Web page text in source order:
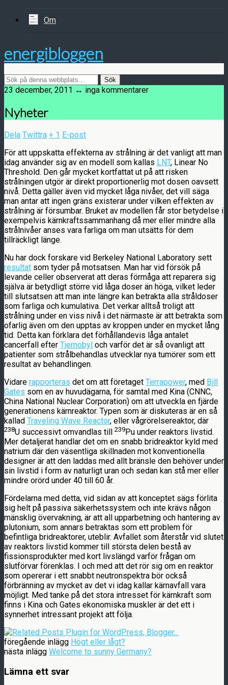
Om
energibloggen
23 december, 2011 ↔ inga kommentarer
Nyheter
Dela Twittra + 1 E-post
För att uppskatta effekterna av strålning är det vanligt att man
idag använder sig av en modell som kallas LNT, Linear No
Threshold. Den går mycket kortfattat ut på att risken
strålningen utgör är direkt proportionerlig mot dosen oavsett
nivå. Detta gäller även vid mycket låga nivåer, det vill säga
man antar att ingen gräns existerar under vilken effekten av
strålning är försumbar. Bruket av modellen får stor betydelse i
exempelvis kärnkraftssammanhang då mer eller mindre alla
strålnivåer anses vara farliga om man utsätts för dem
tillräckligt länge.
Nu har dock forskare vid Berkeley National Laboratory sett
resultat som tyder på motsatsen. Man har vid försök på
levande celler observerat att deras förmåga att reparera sig
själva är betydligt större vid låga doser än höga, vilket leder
till slutsatsen att man inte längre kan betrakta alla stråldoser
som farliga och kumulativa. Det verkar alltså troligt att
strålning under en viss nivå i det närmaste är att betrakta som
ofarlig även om den upptas av kroppen under en mycket lång
tid. Detta kan förklara det förhållandevis låga antalet
cancerfall efter Tjernobyl och varför det är så ovanligt att
patienter som strålbehandlas utvecklar nya tumörer som ett
resultat av behandlingen.
Vidare rapporteras det om att företaget Terrapower, med Bill
Gates som en av huvudägarna, för samtal med Kina (CNNC,
China National Nuclear Corporation) om att utveckla en fjärde
generationens kärnreaktor. Typen som är diskuteras är en så
kallad Traveling Wave Reactor, eller vågrörelsereaktor, där
238U successivt omvandlas till 239Pu under reaktors livstid.
Mer detaljerat handlar det om en snabb bridreaktor kyld med
natrium där den väsentliga skillnaden mot konventionella
designer är att den laddas med allt bränsle den behöver under
sin livstid i form av naturligt uran och sedan kan stå mer eller
mindre orörd under 40 till 60 år.
Fördelarna med detta, vid sidan av att konceptet sägs förlita
sig helt på passiva säkerhetssystem och inte krävs någon
mänsklig övervakning, är att all upparbetning och hantering av
plutonium, som annars betraktas som ett problem för
befintliga bridreaktorer, uteblir. Avfallet som återstår vid slutet
av reaktors livstid kommer till största delen bestå av
fissionsprodukter med kort livslängd varför frågan om
slutförvar förenklas. I och med att det rör sig om en reaktor
som opererar i ett snabbt neutronspektra bör också
förbränning av mycket av det vi idag kallar kärnavfall vara
möjligt. Med tanke på det stora intresset för kärnkraft som
finns i Kina och Gates ekonomiska muskler är det ett i
synnerhet intressant projekt att följa.
föregående inlägg Högt eller lågt?
nästa inlägg Welcome to sunny Germany?
Lämna ett svar